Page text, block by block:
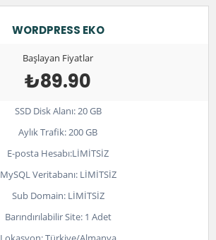
WORDPRESS EKO
Başlayan Fiyatlar
₺89.90
SSD Disk Alanı: 20 GB
Aylık Trafik: 200 GB
E-posta Hesabı:LİMİTSİZ
MySQL Veritabanı: LİMİTSİZ
Sub Domain: LİMİTSİZ
Barındırılabilir Site: 1 Adet